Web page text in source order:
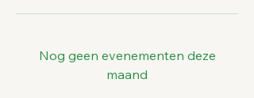
Nog geen evenementen deze
maand